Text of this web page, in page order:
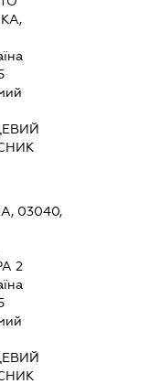
03040,
2